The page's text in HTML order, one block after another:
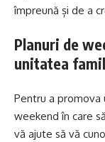
împreună și de a
Planuri de
unitatea
Pentru a promova
weekend în care
vă ajute să vă